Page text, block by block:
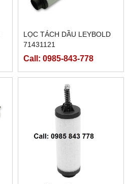
LỌC TÁCH DẦU LEYBOLD
71431121
Call: 0985-843-778